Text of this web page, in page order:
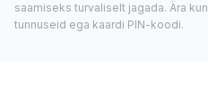
saamiseks turvaliselt jagada. Ära
tunnuseid ega kaardi PIN-koodi.